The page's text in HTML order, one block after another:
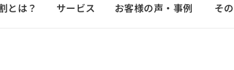
とは？ サービス お客様の声・事例 そ